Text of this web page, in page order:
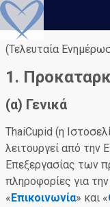
(Τελευταία
1.
(α) Γενικά
ThaiCupid (η
λειτουργεί από την
Επεξεργασίας των
πληροφορίες για
«Επικοινωνία» και «